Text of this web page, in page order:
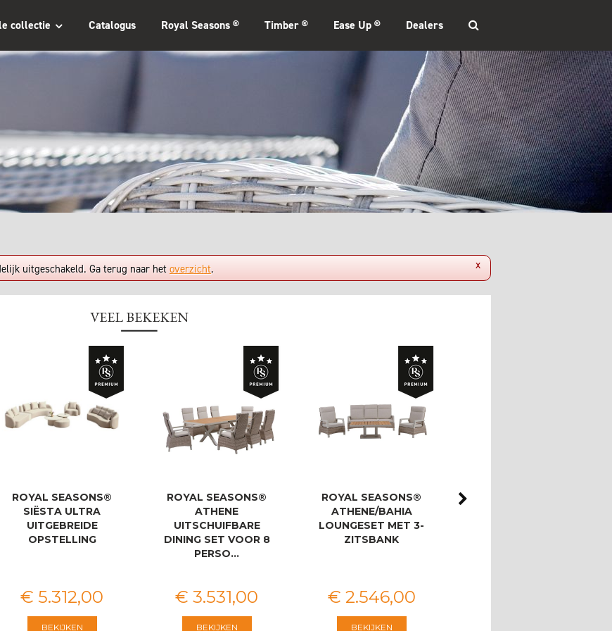
collectie Catalogus Royal Seasons ® Timber ® Ease Up ® Dealers
x
uitgeschakeld. Ga terug naar het overzicht.
VEEL BEKEKEN
ROYAL SEASONS®
SIËSTA ULTRA
UITGEBREIDE
OPSTELLING
€ 5.312,00
BEKIJKEN
ROYAL SEASONS®
ATHENE
UITSCHUIFBARE
DINING SET VOOR 8
PERSO…
€ 3.531,00
BEKIJKEN
ROYAL SEASONS®
ATHENE/BAHIA
LOUNGESET MET 3-
ZITSBANK
€ 2.546,00
BEKIJKEN